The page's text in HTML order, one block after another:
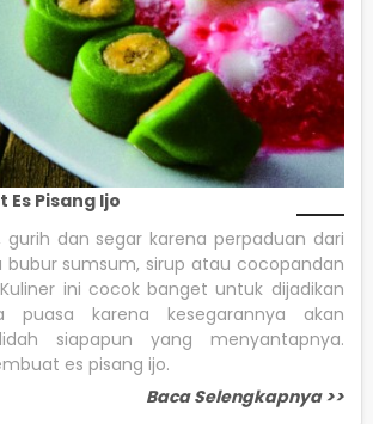
Pisang Ijo
gurih dan segar karena perpaduan dari
bubur sumsum, sirup atau cocopandan
ini cocok banget untuk dijadikan
puasa karena kesegarannya akan
siapapun yang menyantapnya.
es pisang ijo.
Baca Selengkapnya >>